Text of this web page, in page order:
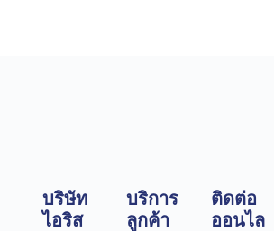
บริษัท
ไอริส
บริการ
ลูกค้า
ติดต่อ
ออนไล